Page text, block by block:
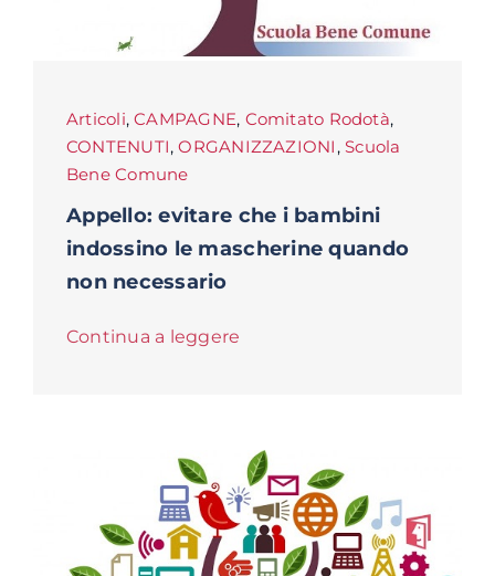
Articoli,CAMPAGNE, Comitato Rodotà,
CONTENUTI,ORGANIZZAZIONI ,Scuola
Bene Comune
Appello: evitare che i bambini
indossino le mascherine quando
non necessario
Continua a leggere